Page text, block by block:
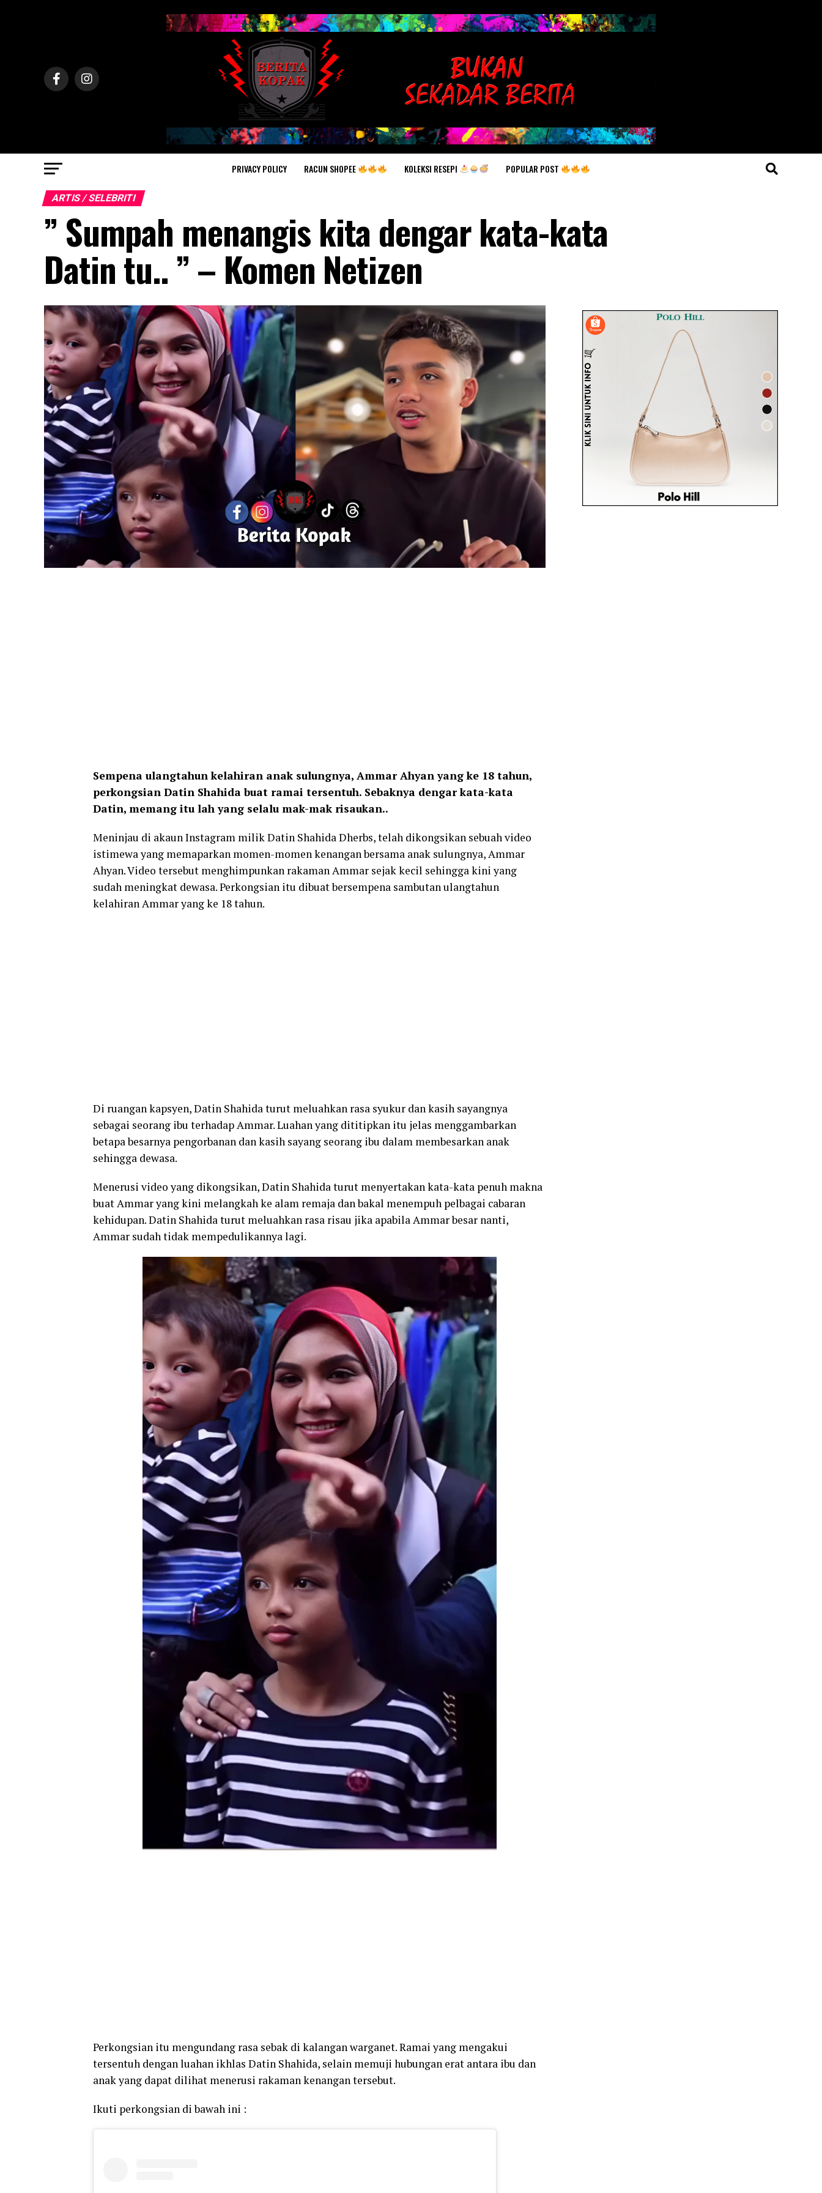
PRIVACY POLICY RACUN SHOPEE KOLEKSI RESEPI POPULAR POST
ARTIS / SELEBRITI
” Sumpah menangis kita dengar kata-kata
Datin tu.. ” – Komen Netizen
Sempena ulangtahun kelahiran anak sulungnya, Ammar Ahyan yang ke 18 tahun,
perkongsian Datin Shahida buat ramai tersentuh. Sebaknya dengar kata-kata
Datin, memang itu lah yang selalu mak-mak risaukan..
Meninjau di akaun Instagram milik Datin Shahida Dherbs, telah dikongsikan sebuah video
istimewa yang memaparkan momen-momen kenangan bersama anak sulungnya, Ammar
Ahyan. Video tersebut menghimpunkan rakaman Ammar sejak kecil sehingga kini yang
sudah meningkat dewasa. Perkongsian itu dibuat bersempena sambutan ulangtahun
kelahiran Ammar yang ke 18 tahun.
Di ruangan kapsyen, Datin Shahida turut meluahkan rasa syukur dan kasih sayangnya
sebagai seorang ibu terhadap Ammar. Luahan yang dititipkan itu jelas menggambarkan
betapa besarnya pengorbanan dan kasih sayang seorang ibu dalam membesarkan anak
sehingga dewasa.
Menerusi video yang dikongsikan, Datin Shahida turut menyertakan kata-kata penuh makna
buat Ammar yang kini melangkah ke alam remaja dan bakal menempuh pelbagai cabaran
kehidupan. Datin Shahida turut meluahkan rasa risau jika apabila Ammar besar nanti,
Ammar sudah tidak mempedulikannya lagi.
Perkongsian itu mengundang rasa sebak di kalangan warganet. Ramai yang mengakui
tersentuh dengan luahan ikhlas Datin Shahida, selain memuji hubungan erat antara ibu dan
anak yang dapat dilihat menerusi rakaman kenangan tersebut.
Ikuti perkongsian di bawah ini :